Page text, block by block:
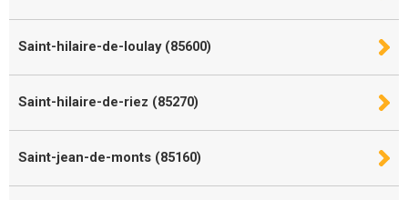
Saint-hilaire-de-loulay (85600)
Saint-hilaire-de-riez (85270)
Saint-jean-de-monts (85160)